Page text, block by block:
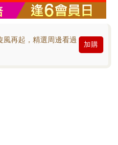
再起，精選周邊看過
加購